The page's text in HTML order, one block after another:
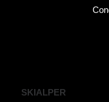
SKIALPER